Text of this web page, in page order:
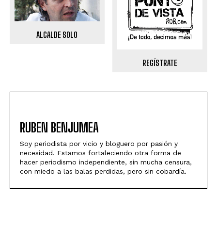
ALCALDE SOLO
REGÍSTRATE
RUBEN BENJUMEA
Soy periodista por vicio y bloguero por pasión y
necesidad. Estamos fortaleciendo otra forma de
hacer periodismo independiente, sin mucha censura,
con miedo a las balas perdidas, pero sin cobardía.